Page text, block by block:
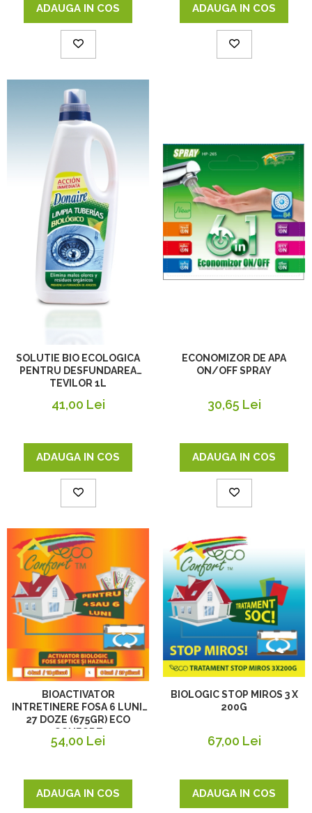
ADAUGA IN COS ADAUGA IN COS
SOLUTIE BIO ECOLOGICA
PENTRU DESFUNDAREA
TEVILOR 1L
41,00 Lei
ADAUGA IN COS
ECONOMIZOR DE APA
ON/OFF SPRAY
30,65 Lei
ADAUGA IN COS
BIOACTIVATOR
INTRETINERE FOSA 6 LUNI,
27 DOZE (675GR) ECO
CONFORT
54,00 Lei
ADAUGA IN COS
BIOLOGIC STOP MIROS 3 X
200G
67,00 Lei
ADAUGA IN COS